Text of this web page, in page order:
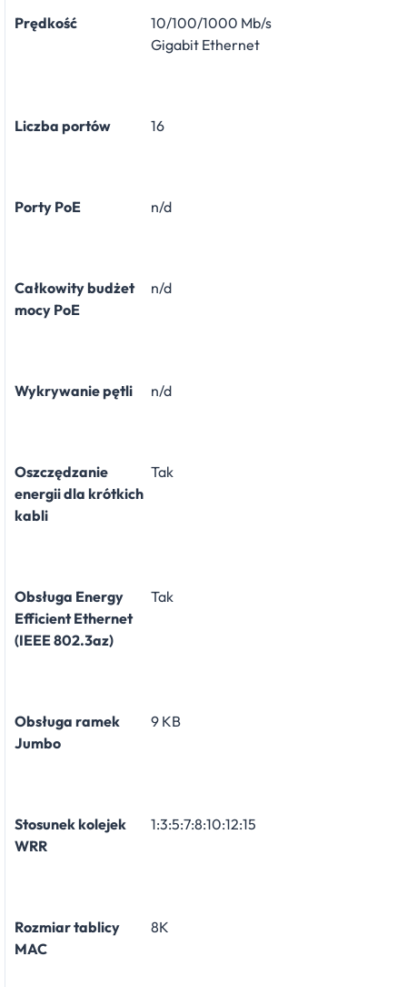
Prędkość
10/100/1000 Mb/s
Gigabit Ethernet
Liczba portów 16
Porty PoE n/d
Całkowity budżet
mocy PoE
n/d
Wykrywanie pętli n/d
Oszczędzanie
energii dla krótkich
kabli
Tak
Obsługa Energy
Efficient Ethernet
(IEEE 802.3az)
Tak
Obsługa ramek
Jumbo
9 KB
Stosunek kolejek
WRR
1:3:5:7:8:10:12:15
Rozmiar tablicy
MAC
8K